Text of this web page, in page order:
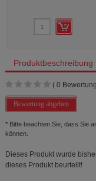
Produktbeschreibung
( 0
Bewertung abgeben
* Bitte beachten Sie, dass Sie
können.
Dieses Produkt wurde
dieses Produkt beurteilt!